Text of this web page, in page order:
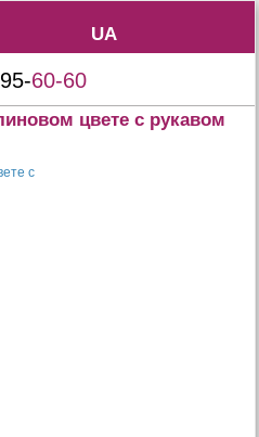
UA
UA
60-60
цвете с рукавом